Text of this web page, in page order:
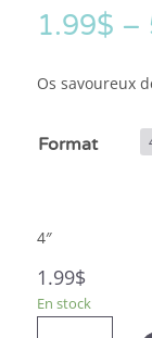
1.99$ –
Os savoureux
Format
4″
1.99$
En stock